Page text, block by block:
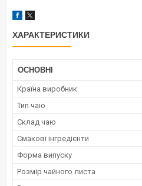
ХАРАКТЕРИСТИКИ
ОСНОВНІ
Країна виробник
Тип чаю
Склад чаю
Смакові інгредієнти
Форма випуску
Розмір чайного листа